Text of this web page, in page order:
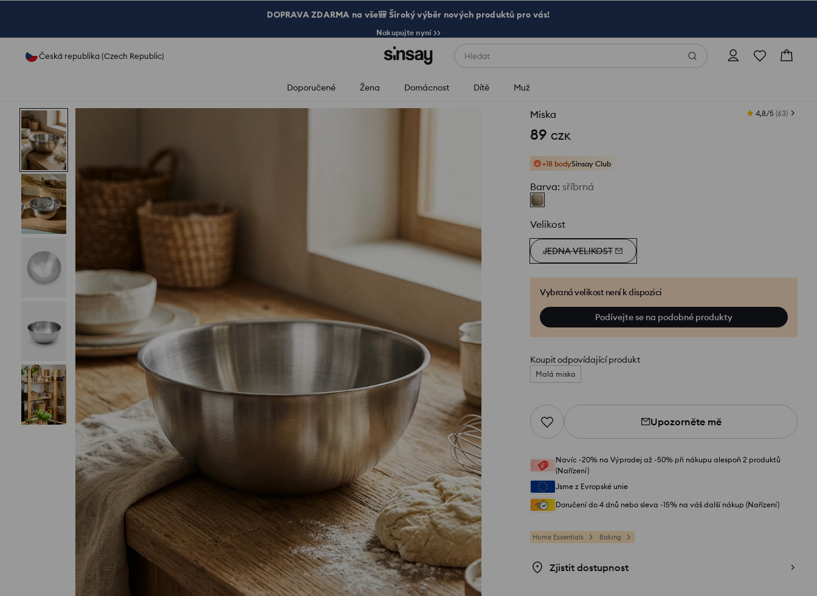
DOPRAVA ZDARMA na vše🎒 Široký výběr nových produktů pro vás!
Nakupujte nyní >>
Česká republika (Czech Republic) Hledat
Doporučené Žena Domácnost Dítě Muž
Miska 4,8/5 (63)
89 CZK
+18 bodySinsay Club
Barva: sříbrná
Velikost
JEDNA VELIKOST
Vybraná velikost není k dispozici
Podívejte se na podobné produkty
Koupit odpovídající produkt
Malá miska
Upozorněte mě
Navíc -20% na Výprodej až -50% při nákupu alespoň 2 produktů
(Nařízení)
Jsme z Evropské unie
Doručení do 4 dnů nebo sleva -15% na váš další nákup (Nařízení)
Home Essentials Baking
Zjistit dostupnost